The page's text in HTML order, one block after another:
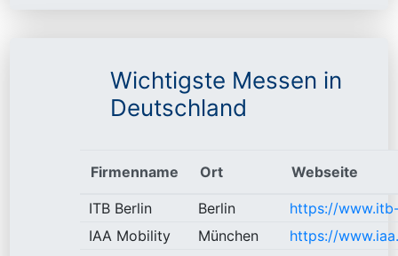
Wichtigste Messen in
Deutschland
Firmenname Ort Webseite
ITB Berlin Berlin
https://
IAA Mobility
München
https://